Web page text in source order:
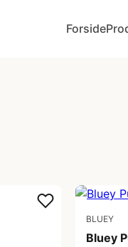
Forside
BLUEY
Bluey